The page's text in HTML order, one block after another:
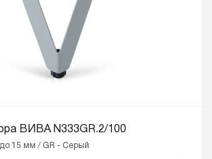
ВИВА N333GR.2/100
15 мм / GR - Серый